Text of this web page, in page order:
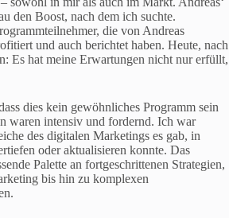
den Boost, nach dem ich suchte.
die von Andreas
und auch berichtet haben. Heute, nach
Es hat meine Erwartungen nicht nur erfüllt,
dies kein gewöhnliches Programm sein
waren intensiv und fordernd. Ich war
des digitalen Marketings es gab, in
oder aktualisieren konnte. Das
Palette an fortgeschrittenen Strategien,
bis hin zu komplexen